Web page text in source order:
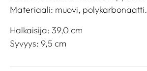
Materiaali: muovi, polykarbonaatti.
Halkaisija: 39,0 cm
Syvyys: 9,5 cm